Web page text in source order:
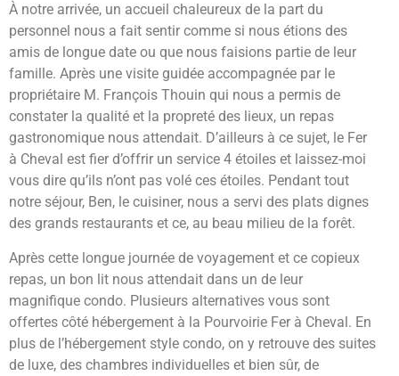
À notre arrivée, un accueil chaleureux de la part du
personnel nous a fait sentir comme si nous étions des
amis de longue date ou que nous faisions partie de leur
famille. Après une visite guidée accompagnée par le
propriétaire M. François Thouin qui nous a permis de
constater la qualité et la propreté des lieux, un repas
gastronomique nous attendait. D’ailleurs à ce sujet, le Fer
à Cheval est fier d’offrir un service 4 étoiles et laissez-moi
vous dire qu’ils n’ont pas volé ces étoiles. Pendant tout
notre séjour, Ben, le cuisiner, nous a servi des plats dignes
des grands restaurants et ce, au beau milieu de la forêt.
Après cette longue journée de voyagement et ce copieux
repas, un bon lit nous attendait dans un de leur
magnifique condo. Plusieurs alternatives vous sont
offertes côté hébergement à la Pourvoirie Fer à Cheval. En
plus de l’hébergement style condo, on y retrouve des suites
de luxe, des chambres individuelles et bien sûr, de